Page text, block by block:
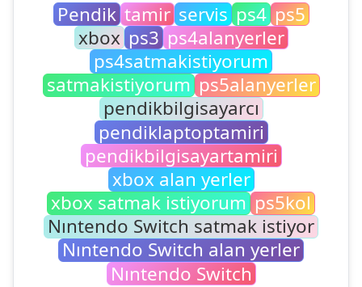
Pendik tamir servis ps4 ps5
xbox ps3 ps4alanyerler
ps4satmakistiyorum
satmakistiyorum ps5alanyerler
pendikbilgisayarcı
pendiklaptoptamiri
pendikbilgisayartamiri
xbox alan yerler
xbox satmak istiyorum ps5kol
Nıntendo Switch satmak istiyor
Nıntendo Switch alan yerler
Nıntendo Switch